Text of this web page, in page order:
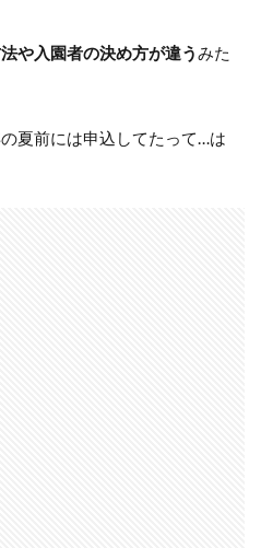
や入園者の決め方が違うみた
夏前には申込してたって…は